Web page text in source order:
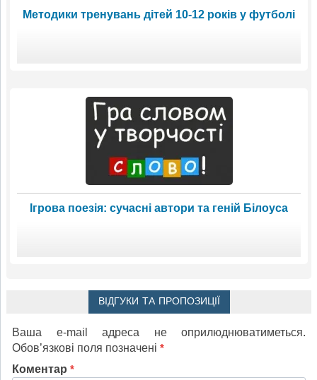
Методики тренувань дітей 10-12 років у футболі
Ігрова поезія: сучасні автори та геній Білоуса
ВІДГУКИ ТА ПРОПОЗИЦІЇ
Ваша e-mail адреса не оприлюднюватиметься.
Обов’язкові поля позначені *
Коментар *